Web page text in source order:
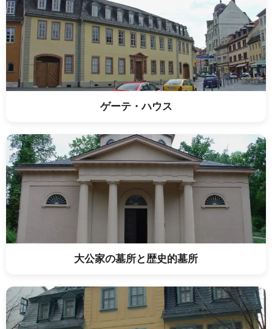
ゲーテ・ハウス
大公家の墓所と歴史的墓所